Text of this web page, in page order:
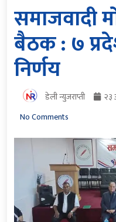
समाजवादी
बैठक : ७
निर्णय
डेली न्युजराप्ती २३
No Comments